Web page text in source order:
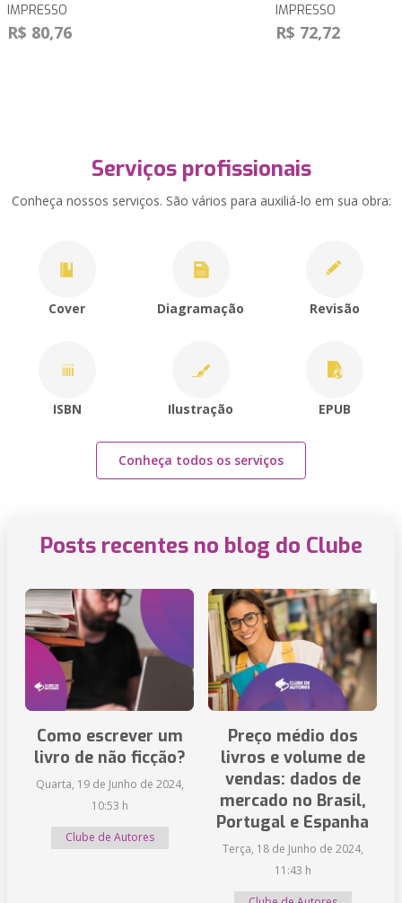
IMPRESSO
R$ 80,76
IMPRESSO
R$ 72,72
Serviços profissionais
Conheça nossos serviços. São vários para auxiliá-lo em sua obra:
Cover Diagramação Revisão
ISBN Ilustração EPUB
Conheça todos os serviços
Posts recentes no blog do Clube
Como escrever um
livro de não ficção?
Quarta, 19 de Junho de 2024,
10:53 h
Clube de Autores
Preço médio dos
livros e volume de
vendas: dados de
mercado no Brasil,
Portugal e Espanha
Terça, 18 de Junho de 2024,
11:43 h